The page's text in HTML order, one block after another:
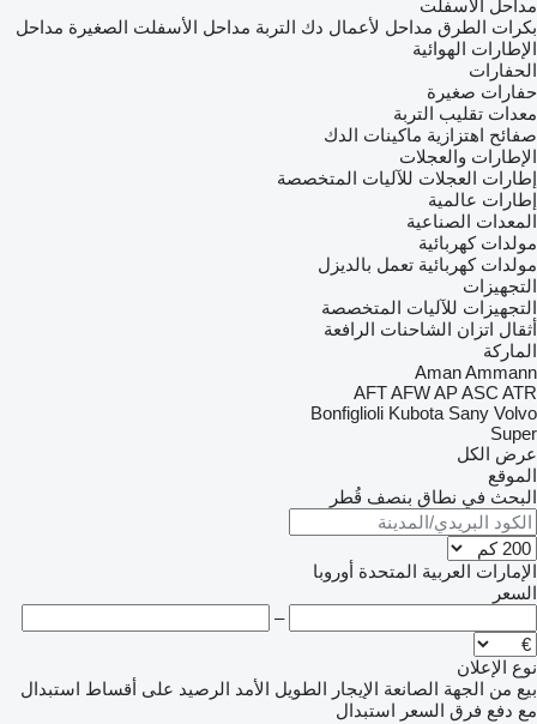
مداحل الأسفلت
بكرات الطرق مداحل لأعمال دك التربة مداحل الأسفلت الصغيرة مداحل
الإطارات الهوائية
الحفارات
حفارات صغيرة
معدات تقليب التربة
صفائح اهتزازية ماكينات الدك
الإطارات والعجلات
إطارات العجلات للآليات المتخصصة
إطارات عالمية
المعدات الصناعية
مولدات كهربائية
مولدات كهربائية تعمل بالديزل
التجهيزات
التجهيزات للآليات المتخصصة
أثقال اتزان الشاحنات الرافعة
الماركة
AmanAmmann
AFTAFWAPASC ATR
Bonfiglioli Kubota Sany Volvo
Super
عرض الكل
الموقع
البحث في نطاق بنصف قُطر
الإمارات العربية المتحدة أوروبا
السعر
–
نوع الإعلان
بيع من الجهة الصانعة الإيجار الطويل الأمد الرصيد على أقساط استبدال
مع دفع فرق السعر استبدال